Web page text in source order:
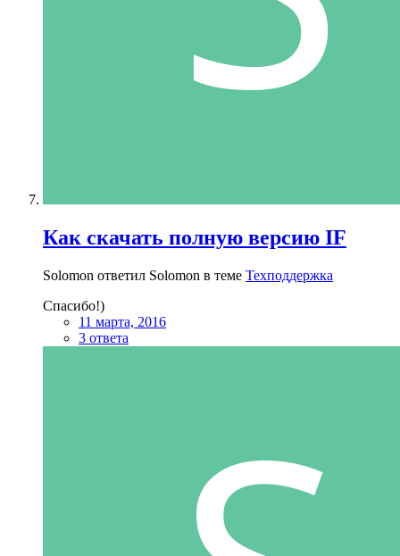
Как скачать полную версию IF
Solomon ответил Solomon в теме Техподдержка
Спасибо!)
11 марта, 2016
3 ответа